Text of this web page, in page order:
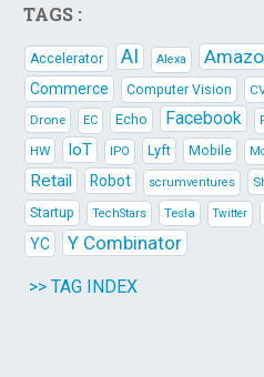
TAGS :
Accelerator AI Alexa
Commerce Computer Vision
Drone
EC Echo Facebook
HW IoT IPO Lyft Mobile
Retail Robot scrumventures
Startup TechStars Tesla Twitter
YC Y Combinator
>> TAG INDEX